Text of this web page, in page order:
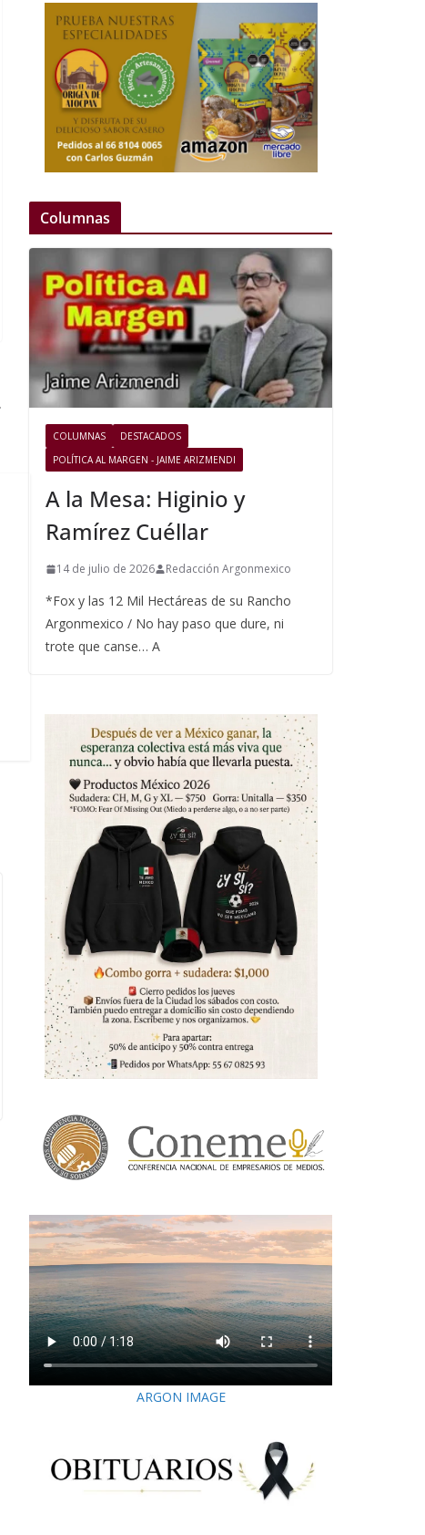
Columnas
COLUMNAS
DESTACADOS
POLÍTICA AL MARGEN - JAIME ARIZMENDI
A la Mesa: Higinio y
Ramírez Cuéllar
14 de julio de 2026 Redacción Argonmexico
*Fox y las 12 Mil Hectáreas de su Rancho
Argonmexico / No hay paso que dure, ni
trote que canse… A
ARGON IMAGE